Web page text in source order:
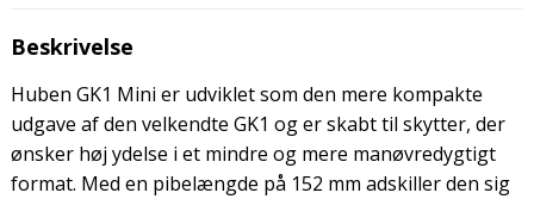
Beskrivelse
Huben GK1 Mini er udviklet som den mere kompakte
udgave af den velkendte GK1 og er skabt til skytter, der
ønsker høj ydelse i et mindre og mere manøvredygtigt
format. Med en pibelængde på 152 mm adskiller den sig